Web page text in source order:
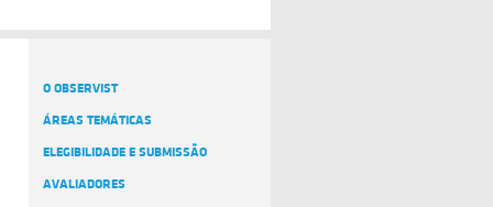
O OBSERVIST
ÁREAS TEMÁTICAS
ELEGIBILIDADE E SUBMISSÃO
AVALIADORES